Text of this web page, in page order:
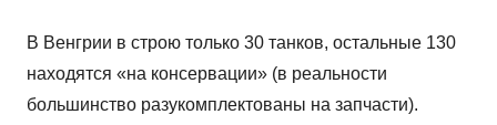
В Венгрии в строю только 30 танков, остальные 130
находятся «на консервации» (в реальности
большинство разукомплектованы на запчасти).